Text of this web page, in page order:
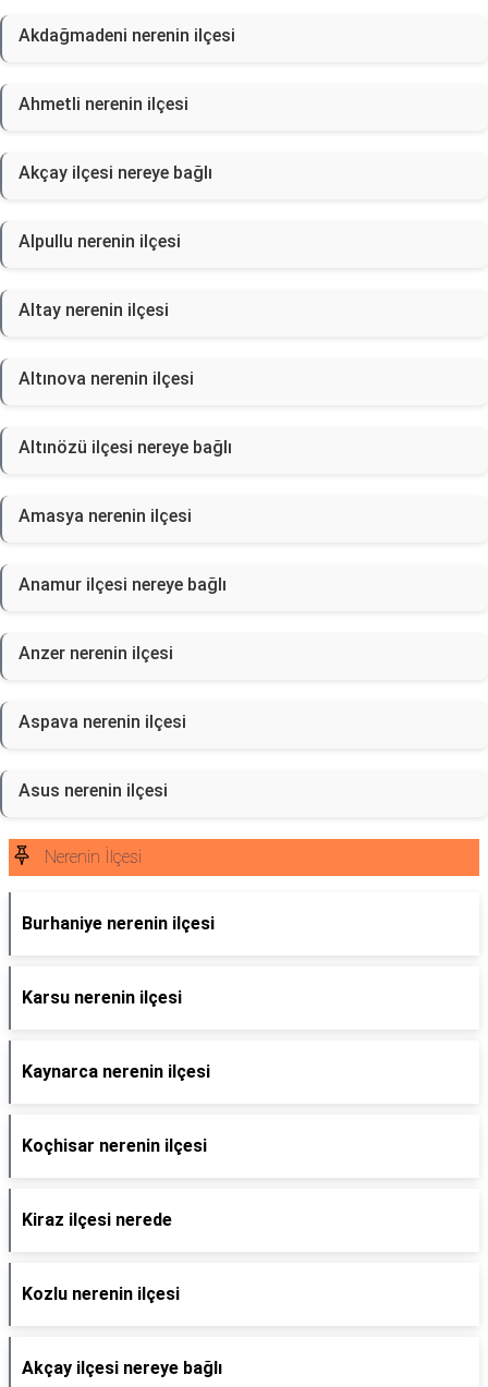
Akdağmadeni nerenin ilçesi
Ahmetli nerenin ilçesi
Akçay ilçesi nereye bağlı
Alpullu nerenin ilçesi
Altay nerenin ilçesi
Altınova nerenin ilçesi
Altınözü ilçesi nereye bağlı
Amasya nerenin ilçesi
Anamur ilçesi nereye bağlı
Anzer nerenin ilçesi
Aspava nerenin ilçesi
Asus nerenin ilçesi
Nerenin İlçesi
Burhaniye nerenin ilçesi
Karsu nerenin ilçesi
Kaynarca nerenin ilçesi
Koçhisar nerenin ilçesi
Kiraz ilçesi nerede
Kozlu nerenin ilçesi
Akçay ilçesi nereye bağlı